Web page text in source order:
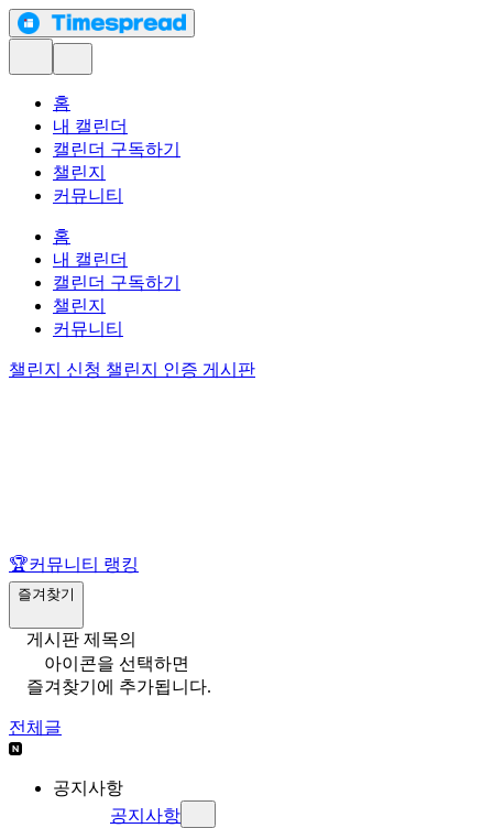
홈
내 캘린더
캘린더 구독하기
챌린지
커뮤니티
홈
내 캘린더
캘린더 구독하기
챌린지
커뮤니티
챌린지 신청 챌린지 인증 게시판
🏆커뮤니티 랭킹
즐겨찾기
게시판 제목의
아이콘을 선택하면
즐겨찾기에 추가됩니다.
전체글
공지사항
공지사항